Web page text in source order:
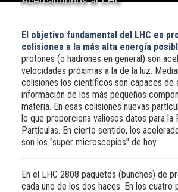
El objetivo fundamental del LHC es
colisiones a la más alta energía
protones (o hadrones en general) son
velocidades próximas a la de la luz.
colisiones los científicos son capaces de
información de los más pequeños
materia. En esas colisiones nuevas
lo que proporciona valiosos datos para la
Partículas. En cierto sentido, los
son los "super microscopios" de hoy.
En el LHC 2808 paquetes (bunches) de
cada uno de los dos haces. En los cuatro